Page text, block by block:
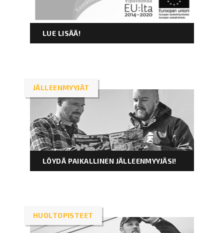
LUE LISÄÄ!
JÄLLEENMYYJÄT
LÖYDÄ PAIKALLINEN JÄLLEENMYYJÄSI!
HUOLTOPISTEET